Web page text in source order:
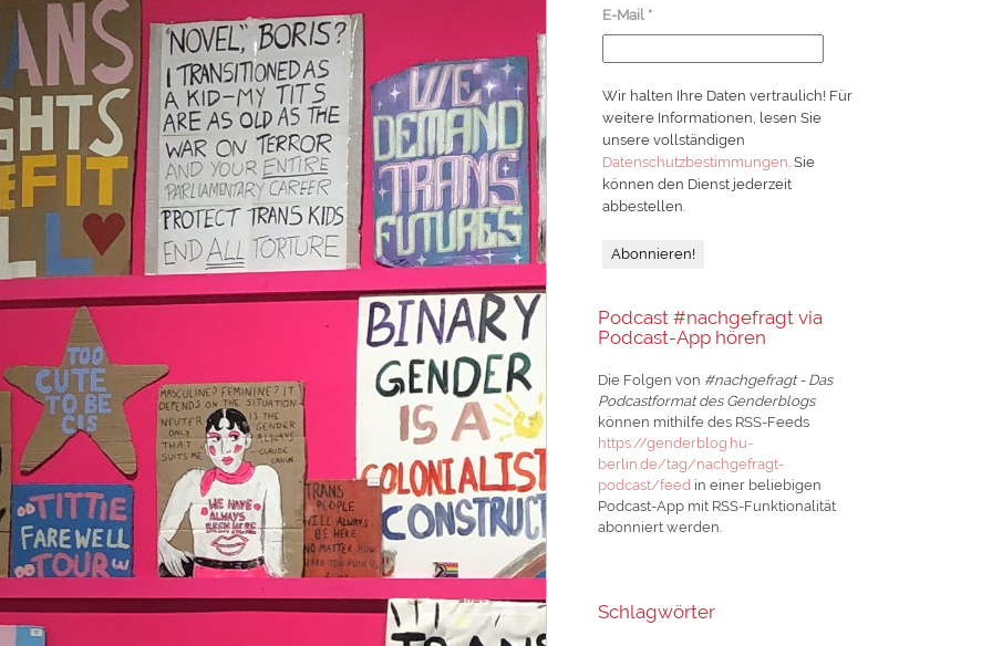
E-Mail *
Wir halten Ihre Daten vertraulich! Für
weitere Informationen, lesen Sie
unsere vollständigen
Datenschutzbestimmungen . Sie
können den Dienst jederzeit
abbestellen.
Podcast #nachgefragt via
Podcast-App hören
Die Folgen von #nachgefragt - Das
Podcastformat des Genderblogs
können mithilfe des RSS-Feeds
https://genderblog.hu-
berlin.de/tag/nachgefragt-
podcast/feed in einer beliebigen
Podcast-App mit RSS-Funktionalität
abonniert werden.
Schlagwörter